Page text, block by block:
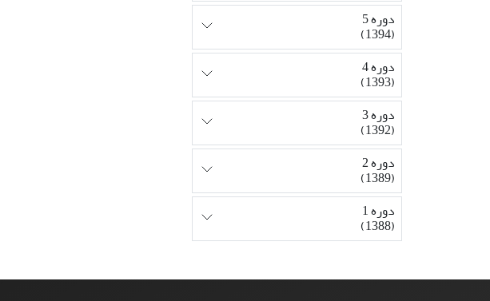
دوره 5
(1394)
دوره 4
(1393)
دوره 3
(1392)
دوره 2
(1389)
دوره 1
(1388)